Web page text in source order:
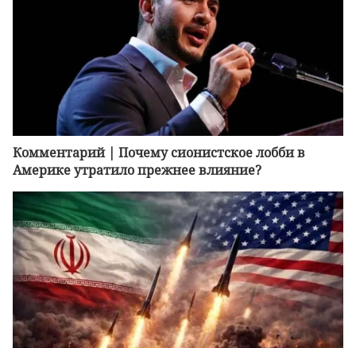
Комментарий | Почему сионистское лобби в
Америке утратило прежнее влияние?